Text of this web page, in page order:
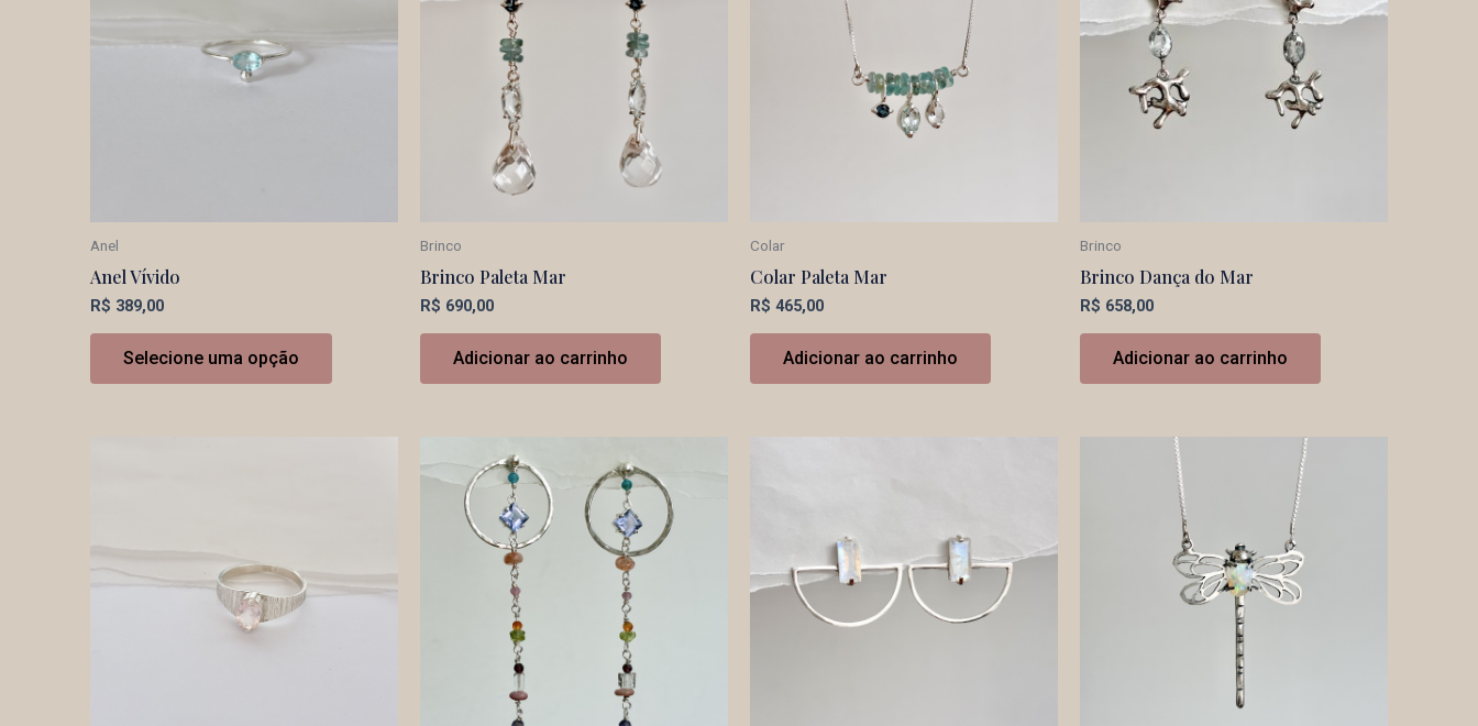
Anel
Anel Vívido
R$ 389,00
Selecione uma opção
Brinco
Brinco Paleta Mar
R$ 690,00
Adicionar ao carrinho
Colar
Colar Paleta Mar
R$ 465,00
Adicionar ao carrinho
Brinco
Brinco Dança do Mar
R$ 658,00
Adicionar ao carrinho